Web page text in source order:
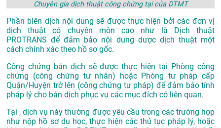
Chuyên gia dịch thuật công chứng tại của DTMT
Phần biên dịch nội dung sẽ được thực hiện bởi các đơn vị
dịch thuật có chuyên môn cao như là
Dịch thuật
PROTRANSđể đảm bảo nội dung dược dịch thuật một
cách chính xác theo hồ sơ gốc.
Công chứng bản dịch sẽ được thực hiện tại Phòng công
chứng (công chứng tư nhân) hoặc Phòng tư pháp cấp
Quận/Huyện trở lên (công chứng tư pháp) để đảm bảo tính
pháp lý cho bản dịch phục vụ các mục đích có liên quan.
Tại , dịch vụ này thường được yêu cầu trong các trường hợp
như nộp hồ sơ du học, thực hiện các thủ tục pháp lý, hoặc